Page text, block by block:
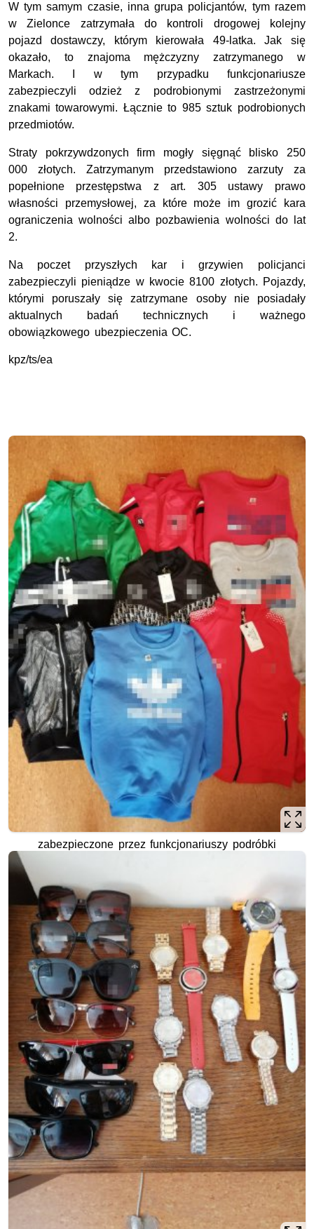
W tym samym czasie, inna grupa policjantów, tym razem
w Zielonce zatrzymała do kontroli drogowej kolejny
pojazd dostawczy, którym kierowała 49-latka. Jak się
okazało, to znajoma mężczyzny zatrzymanego w
Markach. I w tym przypadku funkcjonariusze
zabezpieczyli odzież z podrobionymi zastrzeżonymi
znakami towarowymi. Łącznie to 985 sztuk podrobionych
przedmiotów.
Straty pokrzywdzonych firm mogły sięgnąć blisko 250
000 złotych. Zatrzymanym przedstawiono zarzuty za
popełnione przestępstwa z art. 305 ustawy prawo
własności przemysłowej, za które może im grozić kara
ograniczenia wolności albo pozbawienia wolności do lat
2.
Na poczet przyszłych kar i grzywien policjanci
zabezpieczyli pieniądze w kwocie 8100 złotych. Pojazdy,
którymi poruszały się zatrzymane osoby nie posiadały
aktualnych badań technicznych i ważnego
obowiązkowego ubezpieczenia OC.
kpz/ts/ea
zabezpieczone przez funkcjonariuszy podróbki